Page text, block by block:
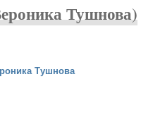
Тушнова)
Тушнова